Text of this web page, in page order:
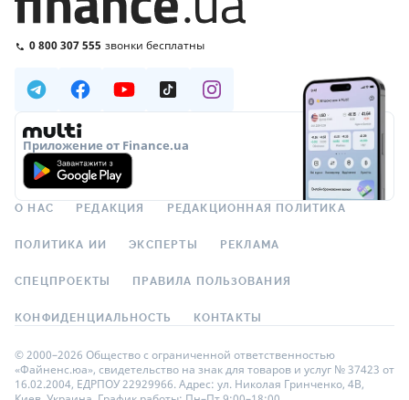
0 800 307 555 звонки бесплатны
Приложение от Finance.ua
О НАС РЕДАКЦИЯ РЕДАКЦИОННАЯ ПОЛИТИКА
ПОЛИТИКА ИИ ЭКСПЕРТЫ РЕКЛАМА
СПЕЦПРОЕКТЫ ПРАВИЛА ПОЛЬЗОВАНИЯ
КОНФИДЕНЦИАЛЬНОСТЬ КОНТАКТЫ
© 2000–2026 Общество с ограниченной ответственностью
«Файненс.юа», свидетельство на знак для товаров и услуг № 37423 от
16.02.2004, ЕДРПОУ 22929966. Адрес: ул. Николая Гринченко, 4В,